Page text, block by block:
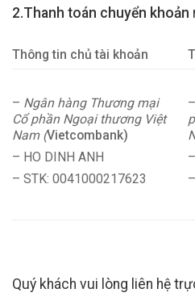
2.Thanh toán chuyển khoản
Thông tin chủ tài khoản
– Ngân hàng Thương mại
Cổ phần Ngoại thương Việt
Nam (Vietcombank)
– HO DINH ANH
– STK: 0041000217623
–
Quý khách vui lòng liên hệ